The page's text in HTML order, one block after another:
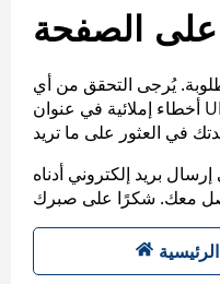
على الصفحة
يُرجى التحقق من أي
أخطاء إملائية في عنوان URL، أو عرض خريطة الموقع
بريد إلكتروني أدناه